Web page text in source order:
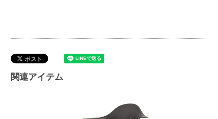
関連アイテム